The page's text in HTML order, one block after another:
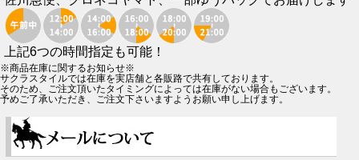
上記6つの時間指定も可能！
※商品在庫に関するお知らせ※
サクラスタイルでは在庫を実店舗と各販路で共有しております。
そのため、ご注文頂いたタイミングによっては在庫がない場合もございます。
予めご了承いただき、ご注文下さいますようお願い申し上げます。